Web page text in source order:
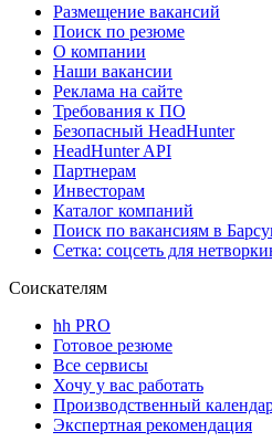
Размещение вакансий
Поиск по резюме
О компании
Наши вакансии
Реклама на сайте
Требования к ПО
Безопасный HeadHunter
HeadHunter API
Партнерам
Инвесторам
Каталог компаний
Поиск по вакансиям в
Сетка: соцсеть для
Соискателям
hh PRO
Готовое резюме
Все сервисы
Хочу у вас работать
Производственный
Экспертная рекомендация